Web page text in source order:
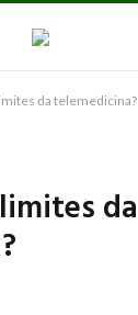
da telemedicina?
da